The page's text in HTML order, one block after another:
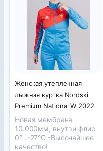
Женская утепленная
лыжная куртка Nordski
Premium National W 2022
Новая мембрана
10.000мм, внутри флис
0°...-27°С -Высочайшее
качество!